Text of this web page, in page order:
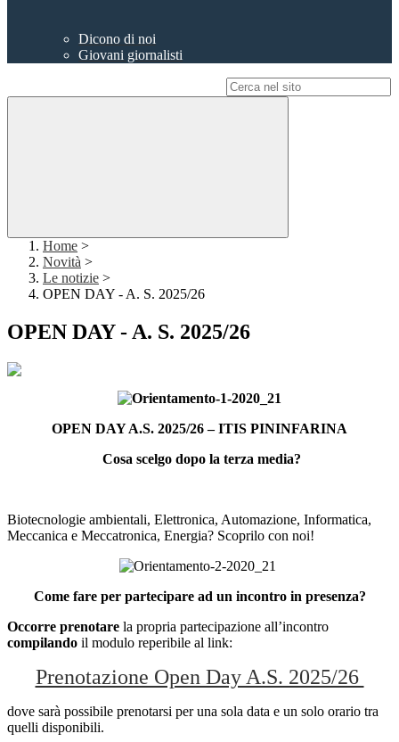
Dicono di noi
Giovani giornalisti
Home >
Novità >
Le notizie >
OPEN DAY - A. S. 2025/26
OPEN DAY - A. S. 2025/26
OPEN DAY A.S. 2025/26 – ITIS PININFARINA
Cosa scelgo dopo la terza media?
Biotecnologie ambientali, Elettronica, Automazione, Informatica,
Meccanica e Meccatronica, Energia? Scoprilo con noi!
Come fare per partecipare ad un incontro in presenza?
Occorre prenotare la propria partecipazione all’incontro
compilando il modulo reperibile al link:
Prenotazione Open Day A.S. 2025/26
dove sarà possibile prenotarsi per una sola data e un solo orario tra
quelli disponibili.